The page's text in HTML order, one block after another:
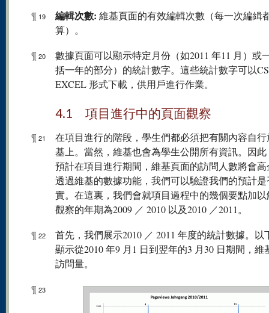
¶ 19 編輯次數: 維基頁面的有效編輯次數（每一次編緝
算）。
¶ 20
數據頁面可以顯示特定月份（如2011 年11 月）或
括一年的部分）的統計數字。這些統計數字可以
EXCEL 形式下載，供用戶進行作業。
4.1 項目進行中的頁面觀察
¶ 21
在項目進行的階段，學生們都必須把有關內容自
基上。當然，維基也會為學生公開所有資訊。因
預計在項目進行期間，維基頁面的訪問人數將會高
透過維基的數據功能，我們可以驗證我們的預計是
實。在這裏，我們會就項目過程中的幾個要點加
觀察的年期為2009 ／ 2010 以及2010 ／2011。
¶ 22
首先，我們展示2010 ／ 2011 年度的統計數據。以
顯示從2010 年9 月1 日到翌年的3 月30 日期間，維
訪問量。
¶ 23